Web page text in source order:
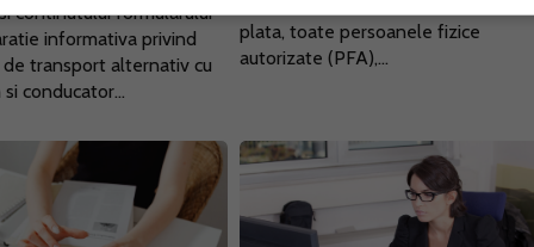
continutului formularului
informativa privind
transport alternativ cu
conducator...
plata, toate persoanele fizice
autorizate (PFA),...